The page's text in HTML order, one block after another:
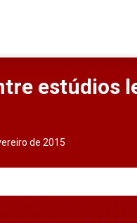
estúdios
de 2015